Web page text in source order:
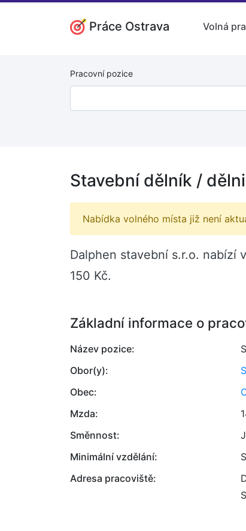
Práce Ostrava Volná
Pracovní pozice
Stavební dělník /
Nabídka volného místa již není
Dalphen stavební s.r.o. nabízí
150 Kč.
Základní informace o
Název pozice:
Obor(y):
Obec:
Mzda:
Směnnost:
Minimální vzdělání:
Adresa pracoviště: